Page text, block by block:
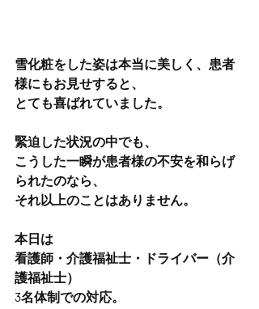
雪化粧をした姿は本当に美しく、患者
様にもお見せすると、
とても喜ばれていました。
緊迫した状況の中でも、
こうした一瞬が患者様の不安を和らげ
られたのなら、
それ以上のことはありません。
本日は
看護師・介護福祉士・ドライバー（介
護福祉士）
3名体制での対応。